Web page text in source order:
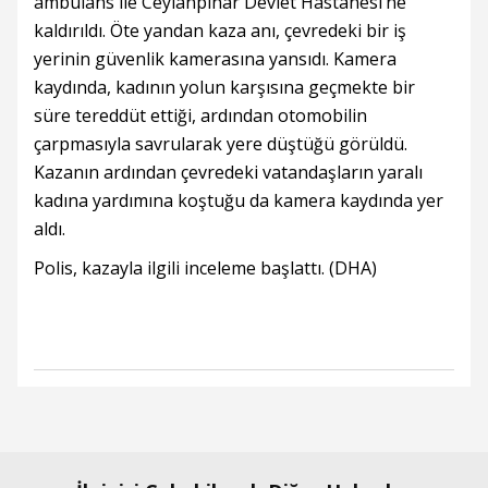
kaldırıldı. Öte yandan kaza anı, çevredeki bir iş
yerinin güvenlik kamerasına yansıdı. Kamera
kaydında, kadının yolun karşısına geçmekte bir
süre tereddüt ettiği, ardından otomobilin
çarpmasıyla savrularak yere düştüğü görüldü.
Kazanın ardından çevredeki vatandaşların yaralı
kadına yardımına koştuğu da kamera kaydında yer
aldı.
Polis, kazayla ilgili inceleme başlattı. (DHA)